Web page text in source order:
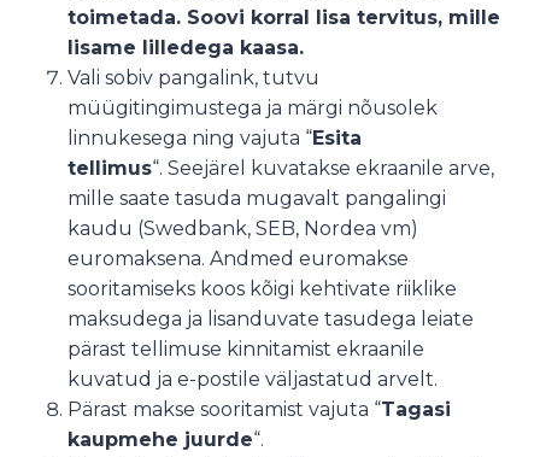
toimetada. Soovi korral lisa tervitus, mille
lisame lilledega kaasa.
Vali sobiv pangalink, tutvu
müügitingimustega ja märgi nõusolek
linnukesega ning vajuta “Esita
tellimus“. Seejärel kuvatakse ekraanile arve,
mille saate tasuda mugavalt pangalingi
kaudu (Swedbank, SEB, Nordea vm)
euromaksena. Andmed euromakse
sooritamiseks koos kõigi kehtivate riiklike
maksudega ja lisanduvate tasudega leiate
pärast tellimuse kinnitamist ekraanile
kuvatud ja e-postile väljastatud arvelt.
Pärast makse sooritamist vajuta “Tagasi
kaupmehe juurde“.